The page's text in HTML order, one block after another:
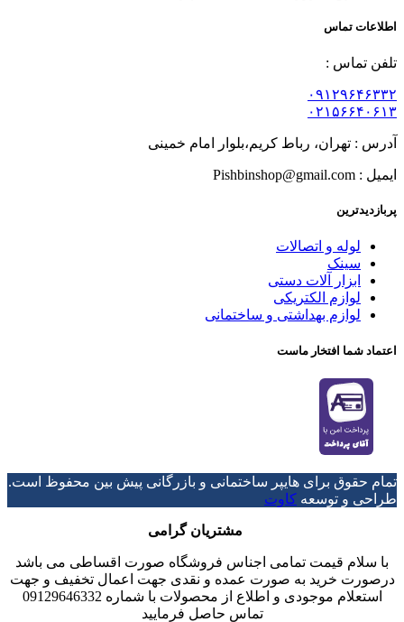
اطلاعات تماس
تلفن تماس :
۰۹۱۲۹۶۴۶۳۳۲
۰۲۱۵۶۶۴۰۶۱۳
آدرس : تهران، رباط کریم،بلوار امام خمینی
ایمیل : Pishbinshop@gmail.com
پربازدیدترین
لوله و اتصالات
سینک
ابزار آلات دستی
لوازم الکتریکی
لوازم بهداشتی و ساختمانی
اعتماد شما افتخار ماست
تمام حقوق برای هایپر ساختمانی و بازرگانی پیش بین محفوظ است.
طراحی و توسعه کاوت
مشتریان گرامی
با سلام قیمت تمامی اجناس فروشگاه صورت اقساطی می باشد
درصورت خرید به صورت عمده و نقدی جهت اعمال تخفیف و جهت
استعلام موجودی و اطلاع از محصولات با شماره 09129646332
تماس حاصل فرمایید